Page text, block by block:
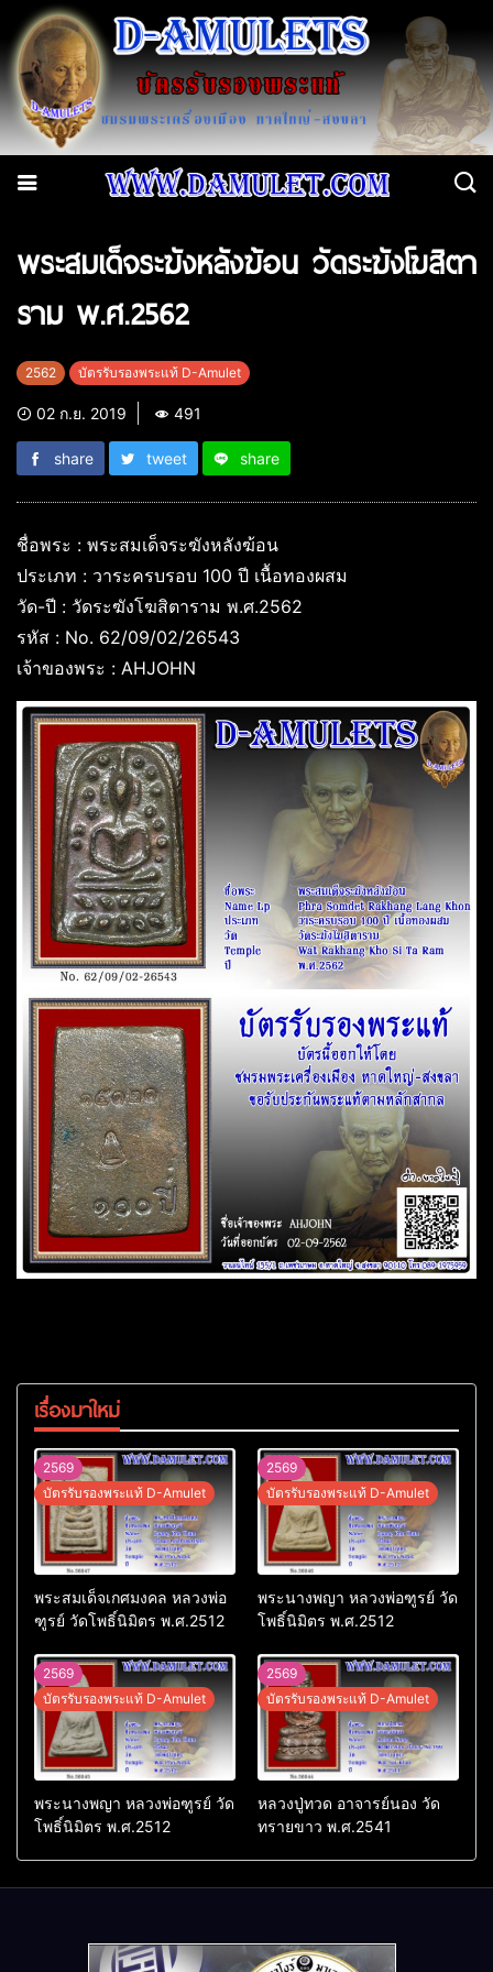
พระสมเด็จระฆังหลังฆ้อน วัดระฆังโฆสิตา
ราม พ.ศ.2562
2562 บัตรรับรองพระแท้ D-Amulet
02 ก.ย. 2019 491
share tweet share
ชื่อพระ : พระสมเด็จระฆังหลังฆ้อน
ประเภท : วาระครบรอบ 100 ปี เนื้อทองผสม
วัด-ปี : วัดระฆังโฆสิตาราม พ.ศ.2562
รหัส : No. 62/09/02/26543
เจ้าของพระ : AHJOHN
เรื่องมาใหม่
2569
บัตรรับรองพระแท้ D-Amulet
พระสมเด็จเกศมงคล หลวงพ่อ
ฑูรย์ วัดโพธิ์นิมิตร พ.ศ.2512
2569
บัตรรับรองพระแท้ D-Amulet
พระนางพญา หลวงพ่อฑูรย์ วัด
โพธิ์นิมิตร พ.ศ.2512
2569
บัตรรับรองพระแท้ D-Amulet
พระนางพญา หลวงพ่อฑูรย์ วัด
โพธิ์นิมิตร พ.ศ.2512
2569
บัตรรับรองพระแท้ D-Amulet
หลวงปู่ทวด อาจารย์นอง วัด
ทรายขาว พ.ศ.2541